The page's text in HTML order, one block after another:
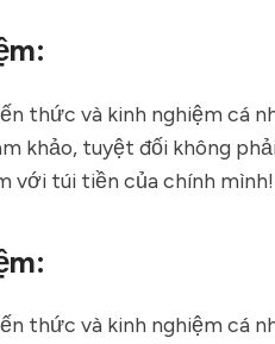
thức và kinh nghiệm cá
khảo, tuyệt đối không
với túi tiền của chính mình!
thức và kinh nghiệm cá